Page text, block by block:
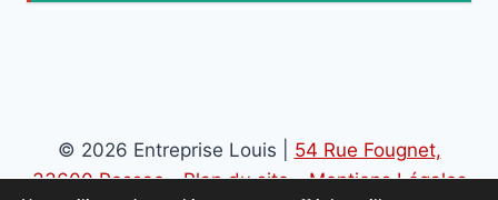
© 2026 Entreprise Louis | 54 Rue Fougnet,
33600 Pessac-Plan du site-Mentions Légales